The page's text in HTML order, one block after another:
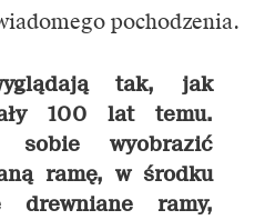
pochodzenia.
tak, jak
100 lat temu.
sobie wyobrazić
ramę, w środku
drewniane ramy,